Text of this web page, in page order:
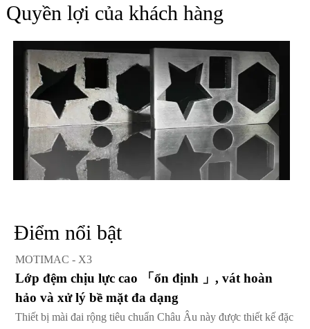
Quyền lợi của khách hàng
Điểm nổi bật
MOTIMAC - X3
Lớp đệm chịu lực cao 「ổn định 」, vát hoàn
hảo và xử lý bề mặt đa dạng
Thiết bị mài đai rộng tiêu chuẩn Châu Âu này được thiết kế đặc